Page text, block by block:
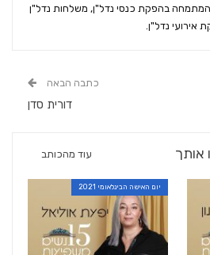
בהפקת כנסי נדל"ן, משלחות נדל"ן
אירועי נדל"ן.
כתבה הבאה
דורית סדן
אותך עוד מהכותב
יום האישה הבינלאומי 2021